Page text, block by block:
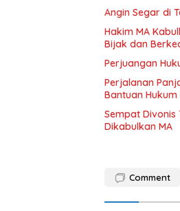
Angin Segar di
Hakim MA
Bijak dan
Perjuangan
Perjalanan
Bantuan Hukum
Sempat Divonis
Dikabulkan MA
Comment